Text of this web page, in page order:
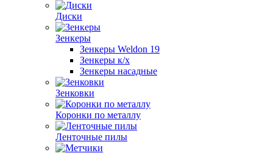
Диски
Зенкеры
Зенкеры Weldon 19
Зенкеры к/х
Зенкеры насадные
Зенковки
Коронки по металлу
Ленточные пилы